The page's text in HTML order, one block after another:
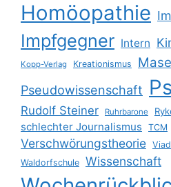
Homöopathie
Impfgegner Intern
Kopp-Verlag Kreationismus
Pseudowissenschaft
Rudolf Steiner Ruhrbarone
schlechter Journalismus TCM
Verschwörungstheorie
Waldorfschule Wissenschaft